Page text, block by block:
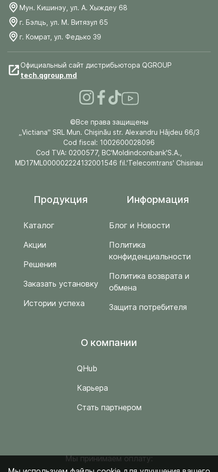
Мун. Кишинэу, ул. А. Хыждеу 68
г. Бэлць, ул. М. Витязул 65
г. Комрат, ул. Федько 39
Официальный сайт дистрибьютора QGROUP
tech.qgroup.md
©Все права защищены
„Victiana" SRL Mun. Chişinău str. Alexandru Hâjdeu 66/3
Cod fiscal: 1002600028096
Cod TVA: 0200577, BC'Moldindconbank'S.A.,
MD17ML000002224132001546 fil.'Telecomtrans' Chisinau
Продукция
Каталог
Акции
Решения
Заказать установку
Истории успеха
Информация
Блог и Новости
Политика
конфиденциальности
Политика возврата и
обмена
Защита потребителя
O компании
QHub
Карьера
Стать партнером
Мы принимаем оплату: